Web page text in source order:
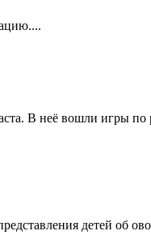
В неё вошли игры
детей об